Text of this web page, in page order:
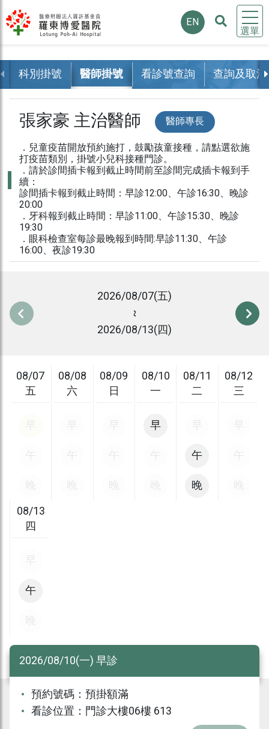
選單
EN
科別掛號 醫師掛號 看診號查詢 查詢及取消
張家豪 主治醫師
醫師專長
．兒童疫苗開放預約施打，鼓勵孩童接種，請點選欲施
打疫苗類別，掛號小兒科接種門診。
．請於診間插卡報到截止時間前至診間完成插卡報到手
續：
診間插卡報到截止時間：早診12:00、午診16:30、晚診
20:00
．牙科報到截止時間：早診11:00、午診15:30、晚診
19:30
．眼科檢查室每診最晚報到時間:早診11:30、午診
16:00、夜診19:30
2026/08/07(五)
~
2026/08/13(四)
08/07
五
08/08
六
08/09
日
08/10
一
早
08/11
二
午
晚
08/12
三
08/13
四
午
2026/08/10(一) 早診
預約號碼： 預掛額滿
看診位置： 門診大樓06樓 613